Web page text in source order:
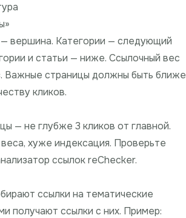
— вершина. Категории — следующий
и статьи — ниже. Ссылочный вес
Важные страницы должны быть ближе
кликов.
— не глубже 3 кликов от главной.
хуже индексация. Проверьте
ссылок reChecker.
ссылки на тематические
получают ссылки с них. Пример: